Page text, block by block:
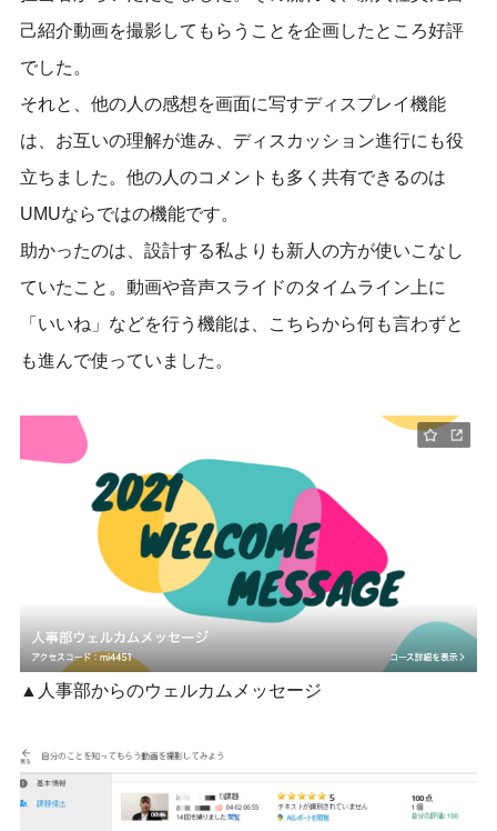
己紹介動画を撮影してもらうことを企画したところ好評
でした。
それと、 他の人の感想を画面に写すディスプレイ機能
は、お互いの理解が進み、ディスカッション進行にも役
立ちました。 他の人のコメントも多く共有できるのは
UMUならではの機能です。
助かったのは、設計する私よりも新人の方が使いこなし
ていたこと。 動画や音声スライドのタイムライン上に
「いいね」などを行う機能は こちらから何も言わずと
も進んで使っていました。
▲人事部からのウェルカムメッセージ